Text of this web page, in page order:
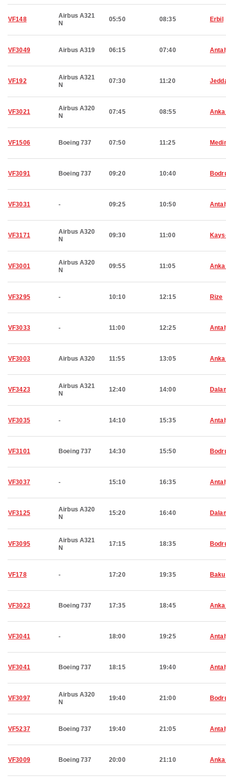
VF148
Airbus A321
N
05:50 08:35 Erbil
VF3049 Airbus A319 06:15 07:40
VF192
Airbus A321
N
07:30 11:20
VF3021
Airbus A320
N
07:45 08:55
VF1506 Boeing 737 07:50 11:25
VF3091 Boeing 737 09:20 10:40
VF3031 - 09:25 10:50
VF3171
Airbus A320
N
09:30 11:00
VF3001
Airbus A320
N
09:55 11:05
VF3295 - 10:10 12:15 Rize
VF3033 - 11:00 12:25
VF3003 Airbus A320 11:55 13:05
VF3423
Airbus A321
N
12:40 14:00
VF3035 - 14:10 15:35
VF3101 Boeing 737 14:30 15:50
VF3037 - 15:10 16:35
VF3125
Airbus A320
N
15:20 16:40
VF3095
Airbus A321
N
17:15 18:35
VF178 - 17:20 19:35 Baku
VF3023 Boeing 737 17:35 18:45
VF3041 - 18:00 19:25
VF3041 Boeing 737 18:15 19:40
VF3097
Airbus A320
N
19:40 21:00
VF5237 Boeing 737 19:40 21:05
VF3009 Boeing 737 20:00 21:10